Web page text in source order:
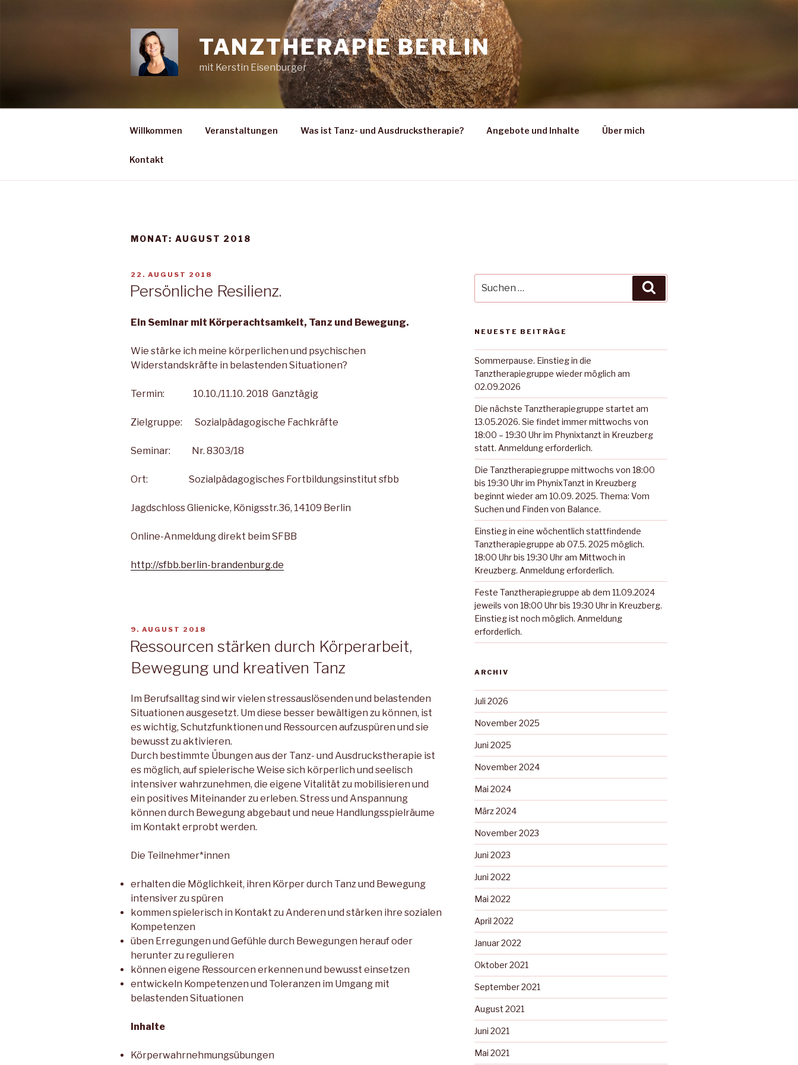
TANZTHERAPIE BERLIN
mit Kerstin Eisenburger
Willkommen Veranstaltungen Was ist Tanz- und Ausdruckstherapie? Angebote und Inhalte Über mich
Kontakt
MONAT: AUGUST 2018
VERÖFFENTLICHT
22. AUGUST 2018
Persönliche Resilienz.
Ein Seminar mit Körperachtsamkeit, Tanz und Bewegung.
Wie stärke ich meine körperlichen und psychischen
Widerstandskräfte in belastenden Situationen?
Termin: 10.10./11.10. 2018 Ganztägig
Zielgruppe: Sozialpädagogische Fachkräfte
Seminar: Nr. 8303/18
Ort: Sozialpädagogisches Fortbildungsinstitut sfbb
Jagdschloss Glienicke, Königsstr.36, 14109 Berlin
Online-Anmeldung direkt beim SFBB
http://sfbb.berlin-brandenburg.de
VERÖFFENTLICHT
9. AUGUST 2018
Ressourcen stärken durch Körperarbeit,
Bewegung und kreativen Tanz
Im Berufsalltag sind wir vielen stressauslösenden und belastenden
Situationen ausgesetzt. Um diese besser bewältigen zu können, ist
es wichtig, Schutzfunktionen und Ressourcen aufzuspüren und sie
bewusst zu aktivieren.
Durch bestimmte Übungen aus der Tanz- und Ausdruckstherapie ist
es möglich, auf spielerische Weise sich körperlich und seelisch
intensiver wahrzunehmen, die eigene Vitalität zu mobilisieren und
ein positives Miteinander zu erleben. Stress und Anspannung
können durch Bewegung abgebaut und neue Handlungsspielräume
im Kontakt erprobt werden.
Die Teilnehmer*innen
erhalten die Möglichkeit, ihren Körper durch Tanz und Bewegung
intensiver zu spüren
kommen spielerisch in Kontakt zu Anderen und stärken ihre sozialen
Kompetenzen
üben Erregungen und Gefühle durch Bewegungen herauf oder
herunter zu regulieren
können eigene Ressourcen erkennen und bewusst einsetzen
entwickeln Kompetenzen und Toleranzen im Umgang mit
belastenden Situationen
Inhalte
Körperwahrnehmungsübungen
nach:
NEUESTE BEITRÄGE
Sommerpause. Einstieg in die
Tanztherapiegruppe wieder möglich am
02.09.2026
Die nächste Tanztherapiegruppe startet am
13.05.2026. Sie findet immer mittwochs von
18:00 – 19:30 Uhr im Phynixtanzt in Kreuzberg
statt. Anmeldung erforderlich.
Die Tanztherapiegruppe mittwochs von 18:00
bis 19:30 Uhr im PhynixTanzt in Kreuzberg
beginnt wieder am 10.09. 2025. Thema: Vom
Suchen und Finden von Balance.
Einstieg in eine wöchentlich stattfindende
Tanztherapiegruppe ab 07.5. 2025 möglich.
18:00 Uhr bis 19:30 Uhr am Mittwoch in
Kreuzberg. Anmeldung erforderlich.
Feste Tanztherapiegruppe ab dem 11.09.2024
jeweils von 18:00 Uhr bis 19:30 Uhr in Kreuzberg.
Einstieg ist noch möglich. Anmeldung
erforderlich.
ARCHIV
Juli 2026
November 2025
Juni 2025
November 2024
Mai 2024
März 2024
November 2023
Juni 2023
Juni 2022
Mai 2022
April 2022
Januar 2022
Oktober 2021
September 2021
August 2021
Juni 2021
Mai 2021